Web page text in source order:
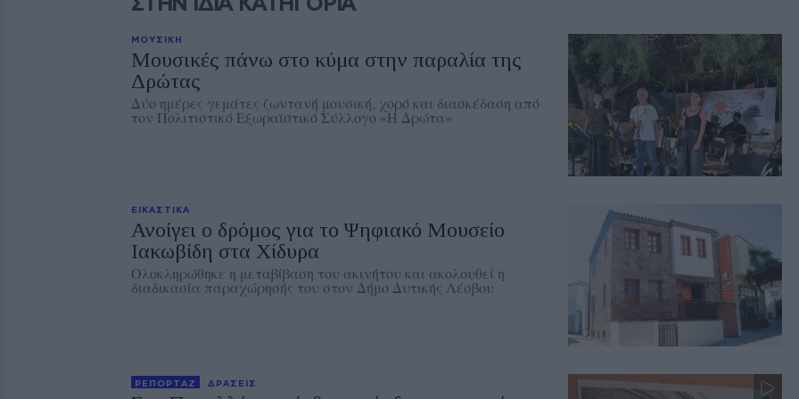
ΜΟΥΣΙΚΗ
Μουσικές πάνω στο κύμα στην παραλία της
Δρώτας
Δύο ημέρες γεμάτες ζωντανή μουσική, χορό και διασκέδαση από
τον Πολιτιστικό Εξωραϊστικό Σύλλογο «Η Δρώτα»
ΕΙΚΑΣΤΙΚΑ
Ανοίγει ο δρόμος για το Ψηφιακό Μουσείο
Ιακωβίδη στα Χίδυρα
Ολοκληρώθηκε η μεταβίβαση του ακινήτου και ακολουθεί η
διαδικασία παραχώρησής του στον Δήμο Δυτικής Λέσβου
ΡΕΠΟΡΤΑΖ ΔΡΑΣΕΙΣ